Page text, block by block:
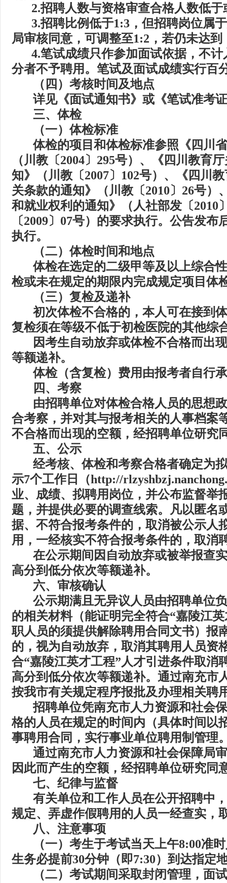
2.招聘人数与资格审查合格人数低于
3.招聘比例低于1:3 ，但招聘岗位属
局审核同意，可调整至1:2 ，若仍未达
4.笔试成绩只作参加面试依据，不
分者不予聘用。笔试及面试成绩实行百
（四）考核时间及地点
详见《面试通知书》或《笔试准考
三、体检
（一）体检标准
体检的项目和体检标准参照《四川
（川教〔2004〕 295号）、《四川教育
知》（川教〔2007〕 102号）、《四川
关条款的通知》（川教〔2010 〕 26号）
和就业权利的通知》（人社部发〔2010
〔2009〕 07号）的要求执行。公告发布
执行。
（二）体检时间和地点
体检在选定的二级甲等及以上综合
检或未在规定的期限内完成规定项目体
（三）复检及递补
初次体检不合格的，本人可在接到
复检须在等级不低于初检医院的其他综
因考生自动放弃或体检不合格而出
等额递补。
体检（含复检）费用由报考者自行
四、考察
由招聘单位对体检合格人员的思想
合考察，并对其与报考相关的人事档案
不合格而出现的空额，经招聘单位研究
五、公示
经考核、体检和考察合格者确定为
示7个工作日 （http://
业、成绩、拟聘用岗位，并公布监督举
题，并提供必要的调查线索。凡以匿名
据、不符合报考条件的，取消被公示人
用，一经核实不符合报考条件的，取消
在公示期间因自动放弃或被举报查
高分到低分依次等额递补。
六、 审核确认
公示期满且无异议人员由招聘单位
的相关材料（能证明完全符合“嘉陵江
职人员的须提供解除聘用合同文书）报
的，视为自动放弃，取消其聘用人员资
合“嘉陵江英才工程”人才引进条件取消
高分到低分依次等额递补。通过南充市
按我市有关规定程序报批及办理相关聘
招聘单位凭南充市人力资源和社会
格的人员在规定的时间内（具体时间以
事聘用合同，实行事业单位聘用制管理
通过南充市人力资源和社会保障局
因此而产生的空额，经招聘单位研究同
七、纪律与监督
有关单位和工作人员在公开招聘中
规定、弄虚作假聘用的人员一经查实，
八、注意事项
（一）考生于考试当天上午8:00准
生务必提前30分钟（即7:30）到达指定
（二）考试期间采取封闭管理，面